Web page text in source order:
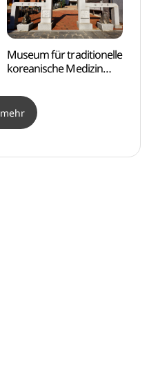
Museum für traditionelle
koreanische Medizin
한의약박물관)
mehr